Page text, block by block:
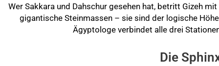
Wer Sakkara und Dahschur gesehen hat, betritt Gizeh
gigantische Steinmassen – sie sind der logische
Ägyptologe verbindet alle drei
Die